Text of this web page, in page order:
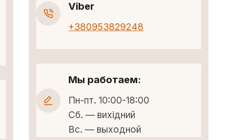
Viber
+380953829248
Мы работаем:
Пн-пт. 10:00-18:00
Сб. — вихідний
Вс. — выходной